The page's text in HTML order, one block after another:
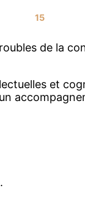
15
de la
et